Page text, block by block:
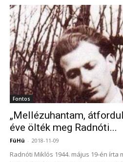
Fontos
„Mellézuhantam,
éve ölték meg Radnóti...
FüHü - 2018-11-09
Radnóti Miklós 1944. május 19-én írta